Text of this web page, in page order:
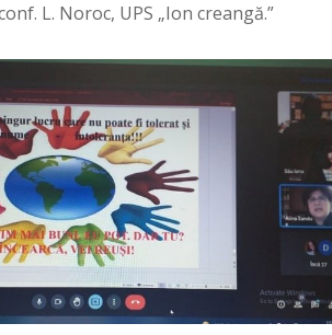
L. Noroc, UPS „Ion creangă.”